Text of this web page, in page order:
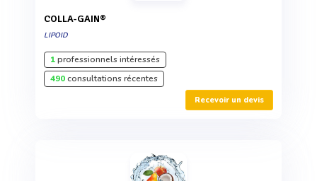
COLLA-GAIN®
LIPOID
1professionnels intéressés
490consultations récentes
Recevoir un devis